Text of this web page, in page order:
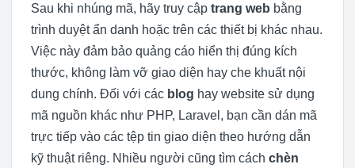
Sau khi nhúng mã, hãy truy cập trang web bằng
trình duyệt ẩn danh hoặc trên các thiết bị khác nhau.
Việc này đảm bảo quảng cáo hiển thị đúng kích
thước, không làm vỡ giao diện hay che khuất nội
dung chính. Đối với các blog hay website sử dụng
mã nguồn khác như PHP, Laravel, bạn cần dán mã
trực tiếp vào các tệp tin giao diện theo hướng dẫn
kỹ thuật riêng. Nhiều người cũng tìm cách chèn